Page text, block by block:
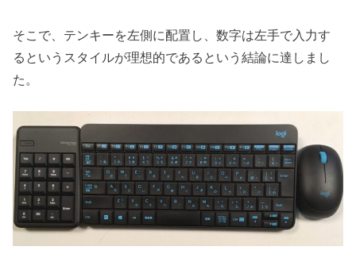
そこで、テンキーを左側に配置し、数字は左手で入力す
るというスタイルが理想的であるという結論に達しまし
た。